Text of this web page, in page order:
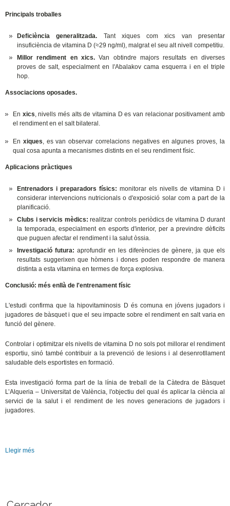
Principals troballes
Deficiència generalitzada. Tant xiques com xics van presentar
insuficiència de vitamina D (≈29 ng/ml), malgrat el seu alt nivell competitiu.
Millor rendiment en xics. Van obtindre majors resultats en diverses
proves de salt, especialment en l'Abalakov cama esquerra i en el triple
hop.
Associacions oposades.
En xics, nivells més alts de vitamina D es van relacionar positivament amb
el rendiment en el salt bilateral.
En xiques, es van observar correlacions negatives en algunes proves, la
qual cosa apunta a mecanismes distints en el seu rendiment físic.
Aplicacions pràctiques
Entrenadors i preparadors físics: monitorar els nivells de vitamina D i
considerar intervencions nutricionals o d'exposició solar com a part de la
planificació.
Clubs i servicis mèdics: realitzar controls periòdics de vitamina D durant
la temporada, especialment en esports d'interior, per a previndre dèficits
que puguen afectar el rendiment i la salut òssia.
Investigació futura: aprofundir en les diferències de gènere, ja que els
resultats suggerixen que hòmens i dones poden respondre de manera
distinta a esta vitamina en termes de força explosiva.
Conclusió: més enllà de l'entrenament físic
L'estudi confirma que la hipovitaminosis D és comuna en jóvens jugadors i
jugadores de bàsquet i que el seu impacte sobre el rendiment en salt varia en
funció del gènere.
Controlar i optimitzar els nivells de vitamina D no sols pot millorar el rendiment
esportiu, sinó també contribuir a la prevenció de lesions i al desenrotllament
saludable dels esportistes en formació.
Esta investigació forma part de la línia de treball de la Càtedra de Bàsquet
L’Alqueria – Universitat de València, l'objectiu del qual és aplicar la ciència al
servici de la salut i el rendiment de les noves generacions de jugadors i
jugadores.
Llegir més